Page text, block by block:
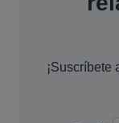
¡Suscríbete